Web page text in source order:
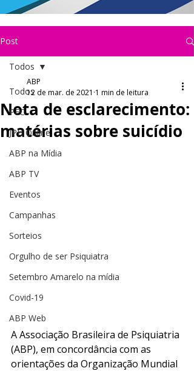
Post
Todos
PEC
JPH Online
ABP na Mídia
ABP TV
Eventos
Campanhas
Sorteios
Orgulho de ser Psiquiatra
Setembro Amarelo na mídia
Covid-19
ABP Web
Todos
Nota de esclarecimento:
matérias sobre suicídio
ABP
12 de mar. de 2021 1 min de leitura
A Associação Brasileira de Psiquiatria
(ABP), em concordância com as
orientações da Organização Mundial